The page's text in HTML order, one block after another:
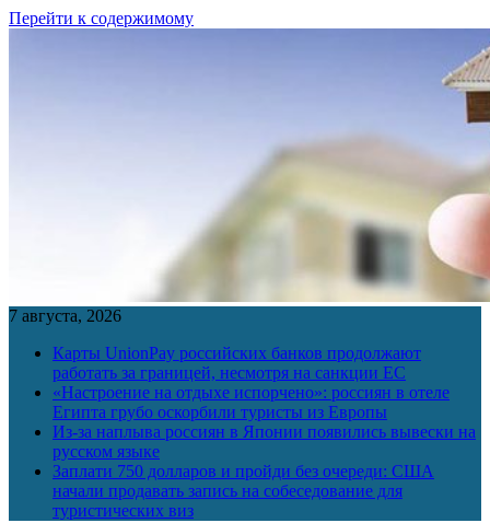
Перейти к содержимому
7 августа, 2026
Карты UnionPay российских банков продолжают
работать за границей, несмотря на санкции ЕС
«Настроение на отдыхе испорчено»: россиян в отеле
Египта грубо оскорбили туристы из Европы
Из-за наплыва россиян в Японии появились вывески на
русском языке
Заплати 750 долларов и пройди без очереди: США
начали продавать запись на собеседование для
туристических виз